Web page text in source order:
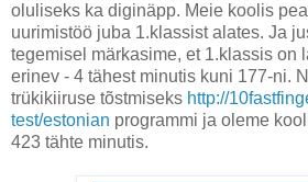
oluliseks ka diginäpp. Meie koolis
uurimistöö juba 1.klassist alates. Ja
tegemisel märkasime, et 1.klassis on
erinev - 4 tähest minutis kuni 177-ni.
trükikiiruse tõstmiseks http://
test/estonian programmi ja oleme
423 tähte minutis.